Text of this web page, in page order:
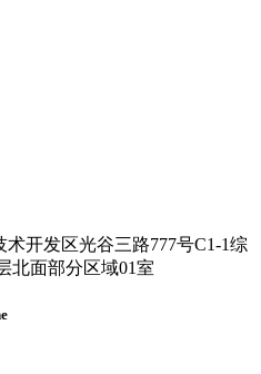
开发区光谷三路777号C1-1综
北面部分区域01室